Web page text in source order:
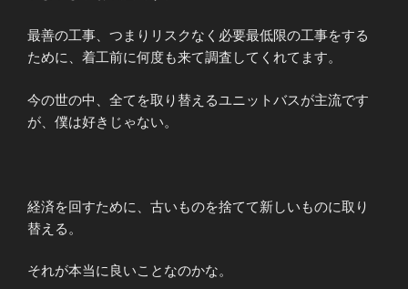
最善の工事、つまりリスクなく必要最低限の工事をする
ために、着工前に何度も来て調査してくれてます。
今の世の中、全てを取り替えるユニットバスが主流です
が、僕は好きじゃない。
経済を回すために、古いものを捨てて新しいものに取り
替える。
それが本当に良いことなのかな。